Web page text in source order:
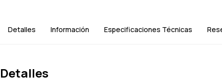
Detalles Información Especificaciones Técnicas
Detalles